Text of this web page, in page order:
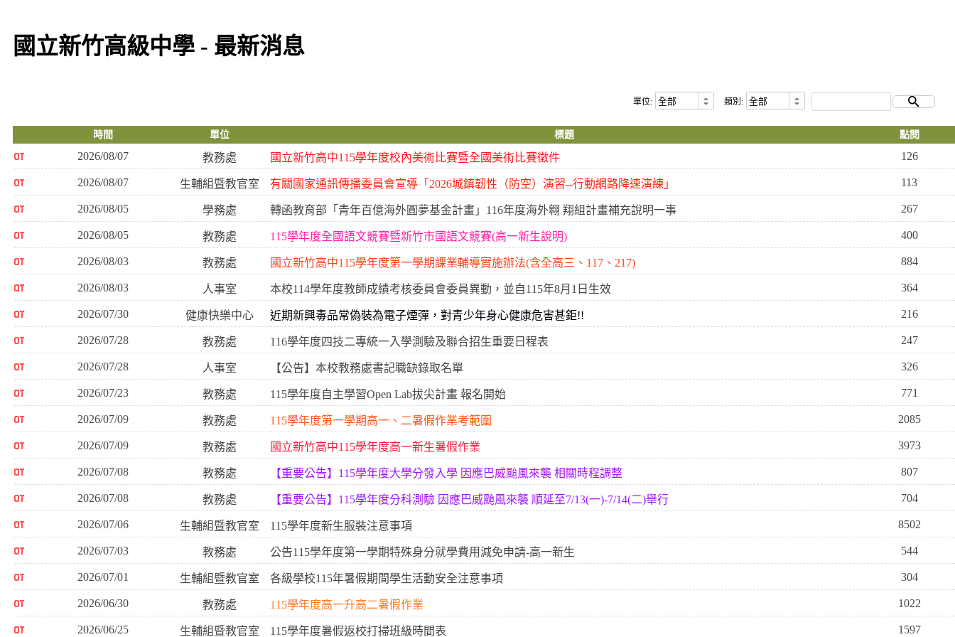
國立新竹高級中學 - 最新消息
單位: 類別:
時間 單位 標題 點閱
2026/08/07 教務處 國立新竹高中115學年度校內美術比賽暨全國美術比賽徵件 126
2026/08/07 生輔組暨教官室 有關國家通訊傳播委員會宣導「2026城鎮韌性（防空）演習--行動網路降速演練」 113
2026/08/05 學務處 轉函教育部「青年百億海外圓夢基金計畫」116年度海外翱 翔組計畫補充說明一事 267
2026/08/05 教務處 115學年度全國語文競賽暨新竹市國語文競賽(高一新生說明) 400
2026/08/03 教務處 國立新竹高中115學年度第一學期課業輔導實施辦法(含全高三、117、217) 884
2026/08/03 人事室 本校114學年度教師成績考核委員會委員異動，並自115年8月1日生效 364
2026/07/30 健康快樂中心 近期新興毒品常偽裝為電子煙彈，對青少年身心健康危害甚鉅!! 216
2026/07/28 教務處 116學年度四技二專統一入學測驗及聯合招生重要日程表 247
2026/07/28 人事室 【公告】本校教務處書記職缺錄取名單 326
2026/07/23 教務處 115學年度自主學習Open Lab拔尖計畫 報名開始 771
2026/07/09 教務處 115學年度第一學期高一、二暑假作業考範圍 2085
2026/07/09 教務處 國立新竹高中115學年度高一新生暑假作業 3973
2026/07/08 教務處 【重要公告】115學年度大學分發入學 因應巴威颱風來襲 相關時程調整 807
2026/07/08 教務處 【重要公告】115學年度分科測驗 因應巴威颱風來襲 順延至7/13(一)-7/14(二)舉行 704
2026/07/06 生輔組暨教官室 115學年度新生服裝注意事項 8502
2026/07/03 教務處 公告115學年度第一學期特殊身分就學費用減免申請-高一新生 544
2026/07/01 生輔組暨教官室 各級學校115年暑假期間學生活動安全注意事項 304
2026/06/30 教務處 115學年度高一升高二暑假作業 1022
2026/06/25 生輔組暨教官室 115學年度暑假返校打掃班級時間表 1597